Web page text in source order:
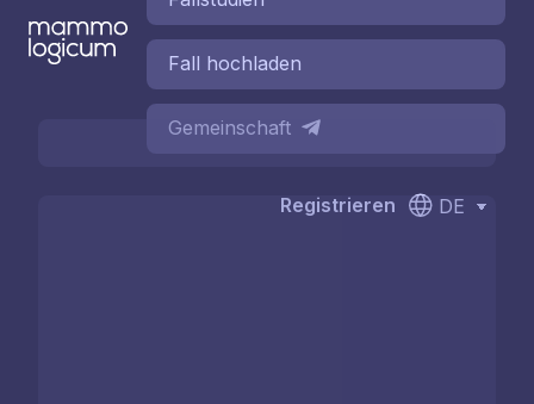
Fall hochladen
Gemeinschaft
Registrieren